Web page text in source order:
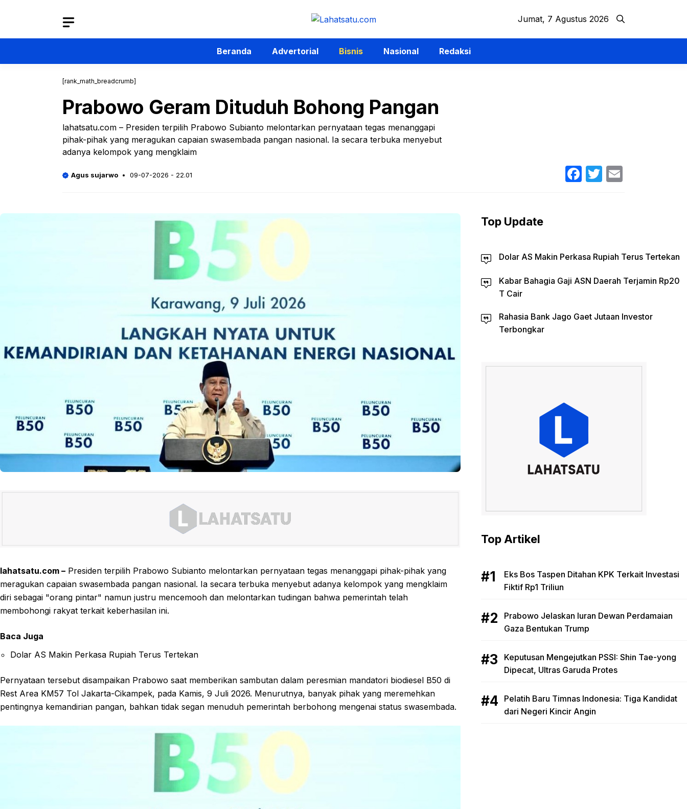
Jumat, 7 Agustus 2026
Beranda Advertorial Bisnis Nasional Redaksi
[rank_math_breadcrumb]
Prabowo Geram Dituduh Bohong Pangan
lahatsatu.com – Presiden terpilih Prabowo Subianto melontarkan pernyataan tegas menanggapi
pihak-pihak yang meragukan capaian swasembada pangan nasional. Ia secara terbuka menyebut
adanya kelompok yang mengklaim
Agus sujarwo 09-07-2026 - 22.01 Facebook
Twitter
lahatsatu.com – Presiden terpilih Prabowo Subianto melontarkan pernyataan tegas menanggapi pihak-pihak yang
meragukan capaian swasembada pangan nasional. Ia secara terbuka menyebut adanya kelompok yang mengklaim
diri sebagai "orang pintar" namun justru mencemooh dan melontarkan tudingan bahwa pemerintah telah
membohongi rakyat terkait keberhasilan ini.
Baca Juga
Dolar AS Makin Perkasa Rupiah Terus Tertekan
Pernyataan tersebut disampaikan Prabowo saat memberikan sambutan dalam peresmian mandatori biodiesel B50 di
Rest Area KM57 Tol Jakarta-Cikampek, pada Kamis, 9 Juli 2026. Menurutnya, banyak pihak yang meremehkan
pentingnya kemandirian pangan, bahkan tidak segan menuduh pemerintah berbohong mengenai status swasembada.
Top Update
Dolar AS Makin Perkasa Rupiah Terus Tertekan
Kabar Bahagia Gaji ASN Daerah Terjamin Rp20
T Cair
Rahasia Bank Jago Gaet Jutaan Investor
Terbongkar
Top Artikel
Eks Bos Taspen Ditahan KPK Terkait Investasi
Fiktif Rp1 Triliun
Prabowo Jelaskan Iuran Dewan Perdamaian
Gaza Bentukan Trump
Keputusan Mengejutkan PSSI: Shin Tae-yong
Dipecat, Ultras Garuda Protes
Pelatih Baru Timnas Indonesia: Tiga Kandidat
dari Negeri Kincir Angin